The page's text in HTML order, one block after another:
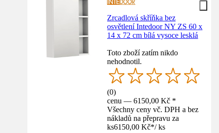
Zrcadlová skříňka bez
osvětlení Intedoor NY ZS 60 x
14 x 72 cm bílá vysoce lesklá
Toto zboží zatím nikdo
nehodnotil.
(0)
cenu — 6150,00 Kč *
Všechny ceny vč. DPH a bez
nákladů na přepravu za
ks6150,00 Kč*/ ks